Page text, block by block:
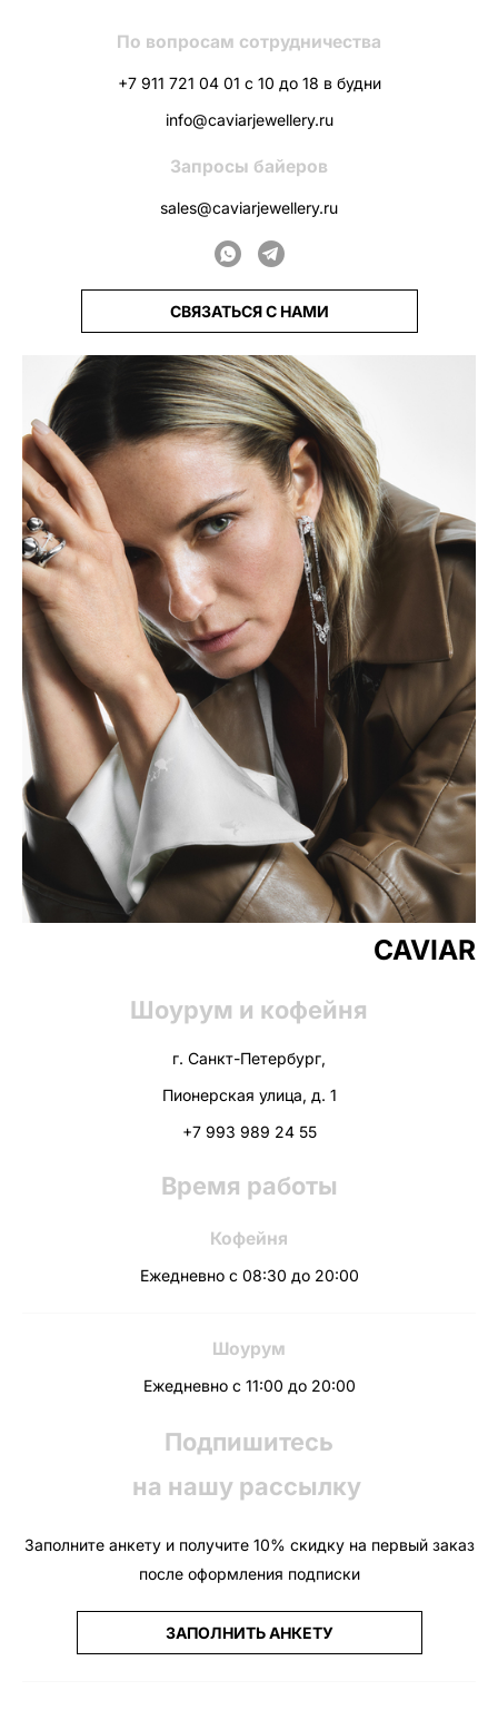
По вопросам сотрудничества
+7 911 721 04 01 с 10 до 18 в будни
info@caviarjewellery.ru
Запросы байеров
sales@caviarjewellery.ru
СВЯЗАТЬСЯ С НАМИ
CAVIAR
Шоурум и кофейня
г. Санкт-Петербург,
Пионерская улица, д. 1
+7 993 989 24 55
Время работы
Кофейня
Ежедневно с 08:30 до 20:00
Шоурум
Ежедневно с 11:00 до 20:00
Подпишитесь
на нашу рассылку
Заполните анкету и получите 10% скидку на первый заказ
после оформления подписки
ЗАПОЛНИТЬ АНКЕТУ